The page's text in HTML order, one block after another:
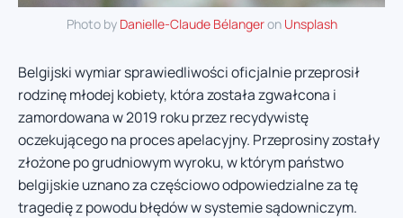
Photo by Danielle-Claude Bélangeron Unsplash
Belgijski wymiar sprawiedliwości oficjalnie przeprosił
rodzinę młodej kobiety, która została zgwałcona i
zamordowana w 2019 roku przez recydywistę
oczekującego na proces apelacyjny. Przeprosiny zostały
złożone po grudniowym wyroku, w którym państwo
belgijskie uznano za częściowo odpowiedzialne za tę
tragedię z powodu błędów w systemie sądowniczym.